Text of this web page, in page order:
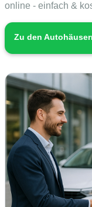
online - einfach &
Zu den